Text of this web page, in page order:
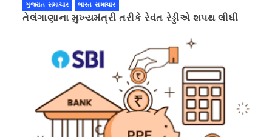
ગુજરાત સમાચાર ભારત સમાચાર
તેલંગાણાના મુખ્યમંત્રી તરીકે રેવંત રેડ્ડીએ શપથ લીધી